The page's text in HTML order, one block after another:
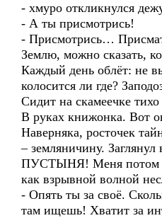
- хмуро откликнулся
- А ты присмотрись!
- Присмотрись…
Землю, можно сказать,
Каждый день облёт: не
колосится ли где?
Сидит на скамеечке
В руках книжонка. Вот
Наверняка, росточек
– земляничину. Заглянул
ПУСТЫНЯ! Меня потом
как взрывной волной
- Опять ты за своё.
там ищешь! Хватит за